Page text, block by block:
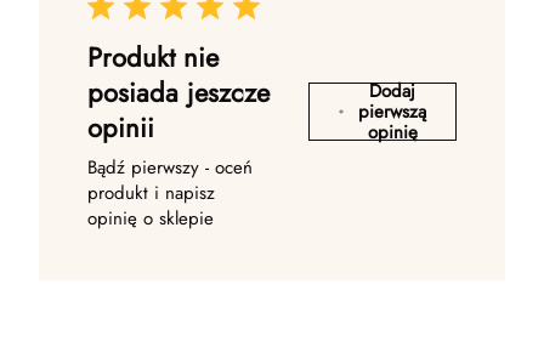
Produkt nie
posiada jeszcze
opinii
Bądź pierwszy - oceń
produkt i napisz
opinię o sklepie
Dodaj
pierwszą
opinię